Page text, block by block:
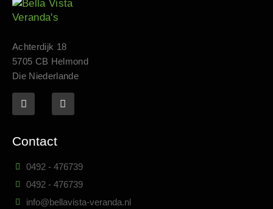
Achterdijk 18
5705 CB Helmond
Die Niederlande
Contact
0492 - 476739
0492 - 476739
info@bellavista-veranda.nl